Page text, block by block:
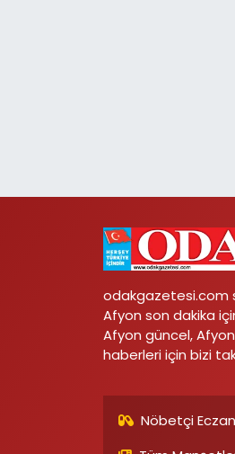
odakgazetesi.com
Afyon son dakika
Afyon güncel,
haberleri için bizi
Nöbetçi